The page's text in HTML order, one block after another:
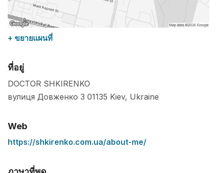
+ ขยายแผนที่
ที่อยู่
DOCTOR SHKIRENKO
вулиця Довженко 3 01135 Kiev, Ukraine
Web
https://shkirenko.com.ua/about-me/